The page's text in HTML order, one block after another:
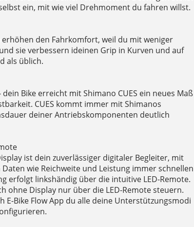
ein, mit wie viel Drehmoment du fahren willst.
den Fahrkomfort, weil du mit weniger
sie verbessern ideinen Grip in Kurven und auf
als üblich.
Bike erreicht mit Shimano CUES ein neues Maß
CUES kommt immer mit Shimanos
deiner Antriebskomponenten deutlich
ist dein zuverlässiger digitaler Begleiter, mit
wie Reichweite und Leistung immer schnellen
erfolgt linkshändig über die intuitive LED-Remote.
ohne Display nur über die LED-Remote steuern.
E-Bike Flow App du alle deine Unterstützungsmodi